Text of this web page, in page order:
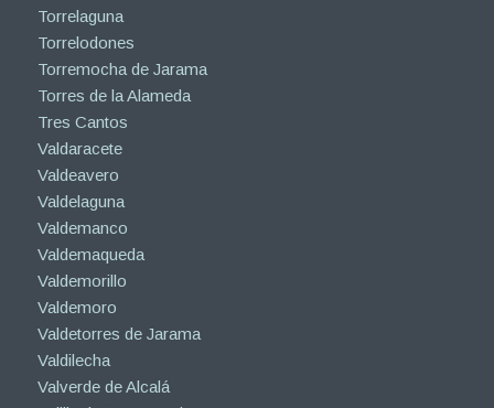
Torrelaguna
Torrelodones
Torremocha de Jarama
Torres de la Alameda
Tres Cantos
Valdaracete
Valdeavero
Valdelaguna
Valdemanco
Valdemaqueda
Valdemorillo
Valdemoro
Valdetorres de Jarama
Valdilecha
Valverde de Alcalá